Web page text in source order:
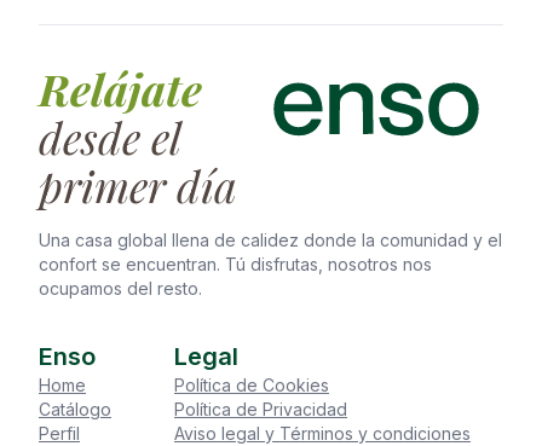
Relájate
desde el
primer día
Una casa global llena de calidez donde la comunidad y el
confort se encuentran. Tú disfrutas, nosotros nos
ocupamos del resto.
Enso
Home
Catálogo
Perfil
Legal
Política de Cookies
Política de Privacidad
Aviso legal y Términos y condiciones